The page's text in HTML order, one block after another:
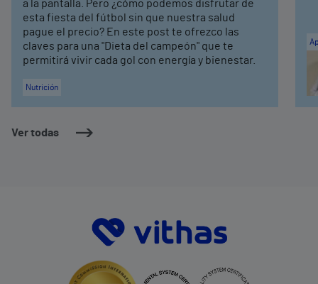
Ver todas
a la pantalla. Pero ¿cómo podemos disfrutar de
esta fiesta del fútbol sin que nuestra salud
pague el precio? En este post te ofrezco las
claves para una "Dieta del campeón" que te
permitirá vivir cada gol con energía y bienestar.
Nutrición